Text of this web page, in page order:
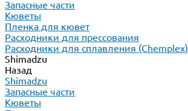
Запасные части
Кюветы
Пленка для кювет
Расходники для прессования
Расходники для сплавления (Chemplex)
Shimadzu
Назад
Shimadzu
Запасные части
Кюветы